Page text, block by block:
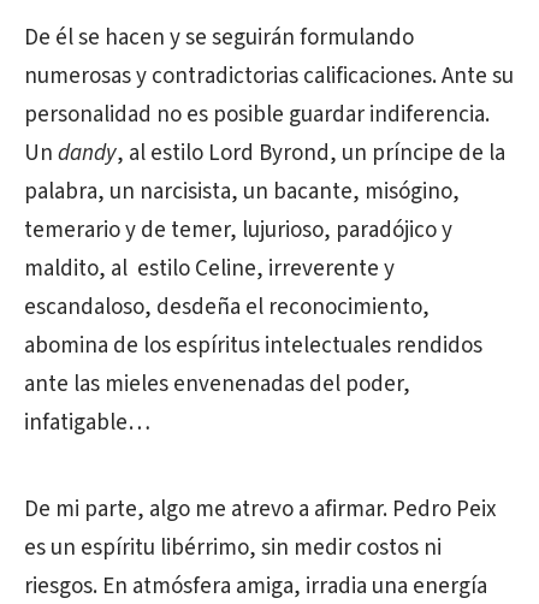
De él se hacen y se seguirán formulando
numerosas y contradictorias calificaciones. Ante su
personalidad no es posible guardar indiferencia.
Undandy, al estilo Lord Byrond, un príncipe de la
palabra, un narcisista, un bacante, misógino,
temerario y de temer, lujurioso, paradójico y
maldito, al estilo Celine, irreverente y
escandaloso, desdeña el reconocimiento,
abomina de los espíritus intelectuales rendidos
ante las mieles envenenadas del poder,
infatigable…
De mi parte, algo me atrevo a afirmar. Pedro Peix
es un espíritu libérrimo, sin medir costos ni
riesgos. En atmósfera amiga, irradia una energía